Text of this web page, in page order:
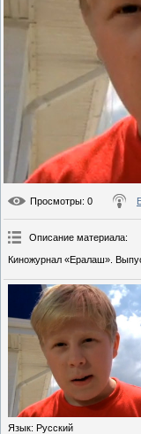
Просмотры: 0
Описание материала:
Киножурнал «Ералаш».
Язык: Русский